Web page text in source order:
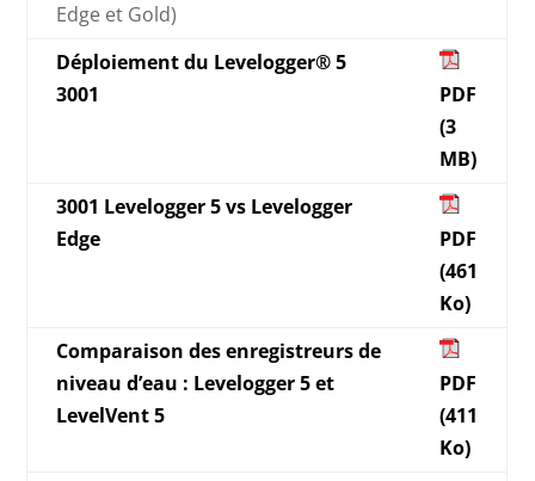
Edge et Gold)
Déploiement du Levelogger® 5
3001
PDF
(3
MB)
3001 Levelogger 5 vs Levelogger
Edge
PDF
(461
Ko)
Comparaison des enregistreurs de
niveau d’eau : Levelogger 5 et
LevelVent 5
PDF
(411
Ko)